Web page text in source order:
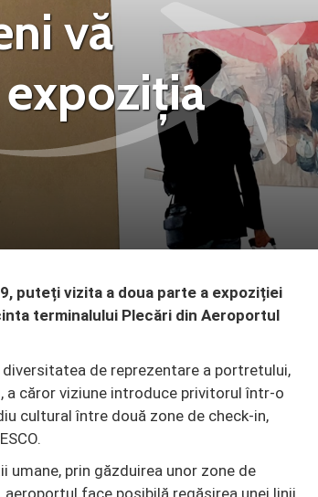
vă
puteți vizita a doua parte a expoziției
terminalului Plecări din Aeroportul
de reprezentare a portretului,
a căror viziune introduce privitorul într-o
cultural între două zone de check-in,
umane, prin găzduirea unor zone de
face posibilă regăsirea unei linii